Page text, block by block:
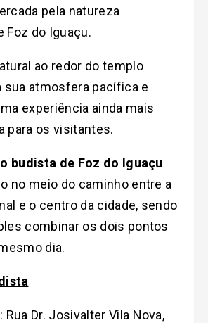
pela natureza
Foz do Iguaçu.
ao redor do templo
sua atmosfera pacífica e
experiência ainda mais
para os visitantes.
budista de Foz do Iguaçu
no meio do caminho entre a
e o centro da cidade, sendo
combinar os dois pontos
dia.
: Rua Dr. Josivalter Vila Nova,